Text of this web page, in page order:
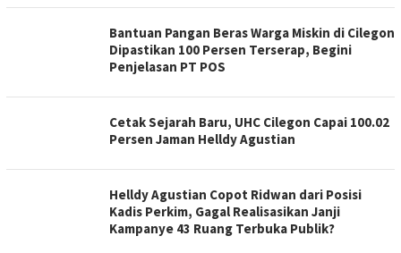
Bantuan Pangan Beras Warga Miskin di Cilegon
Dipastikan 100 Persen Terserap, Begini
Penjelasan PT POS
Cetak Sejarah Baru, UHC Cilegon Capai 100.02
Persen Jaman Helldy Agustian
Helldy Agustian Copot Ridwan dari Posisi
Kadis Perkim, Gagal Realisasikan Janji
Kampanye 43 Ruang Terbuka Publik?